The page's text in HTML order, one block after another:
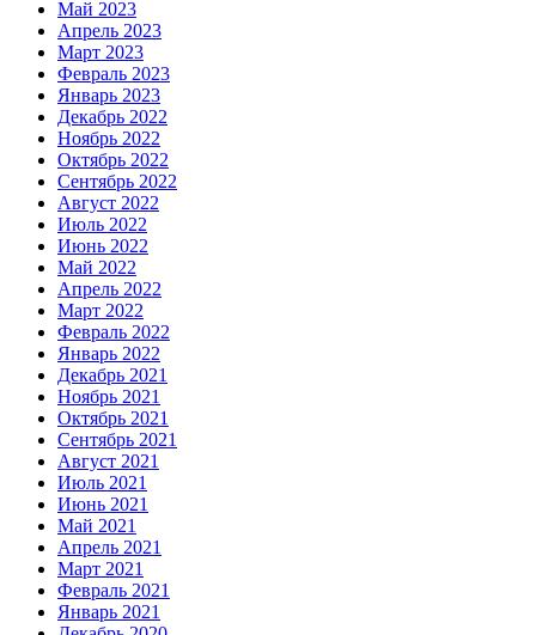
Май 2023
Апрель 2023
Март 2023
Февраль 2023
Январь 2023
Декабрь 2022
Ноябрь 2022
Октябрь 2022
Сентябрь 2022
Август 2022
Июль 2022
Июнь 2022
Май 2022
Апрель 2022
Март 2022
Февраль 2022
Январь 2022
Декабрь 2021
Ноябрь 2021
Октябрь 2021
Сентябрь 2021
Август 2021
Июль 2021
Июнь 2021
Май 2021
Апрель 2021
Март 2021
Февраль 2021
Январь 2021